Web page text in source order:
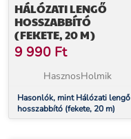
HÁLÓZATI LENGŐ
HOSSZABBÍTÓ
(FEKETE, 20 M)
9 990 Ft
HasznosHolmik
Hasonlók, mint Hálózati lengő
hosszabbító (fekete, 20 m)